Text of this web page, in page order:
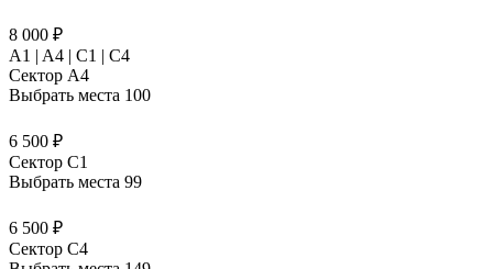
8 000 ₽
A1 | A4 | C1 | C4
Сектор A4
Выбрать места 100
6 500 ₽
Сектор C1
Выбрать места 99
6 500 ₽
Сектор C4